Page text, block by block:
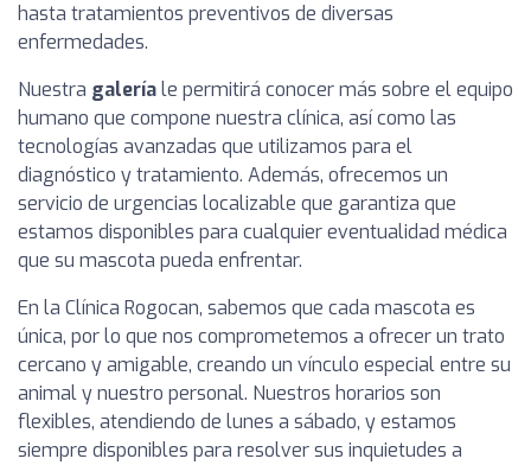
hasta tratamientos preventivos de diversas
enfermedades.
Nuestra galeríale permitirá conocer más sobre el equipo
humano que compone nuestra clínica, así como las
tecnologías avanzadas que utilizamos para el
diagnóstico y tratamiento. Además, ofrecemos un
servicio de urgencias localizable que garantiza que
estamos disponibles para cualquier eventualidad médica
que su mascota pueda enfrentar.
En la Clínica Rogocan, sabemos que cada mascota es
única, por lo que nos comprometemos a ofrecer un trato
cercano y amigable, creando un vínculo especial entre su
animal y nuestro personal. Nuestros horarios son
flexibles, atendiendo de lunes a sábado, y estamos
siempre disponibles para resolver sus inquietudes a